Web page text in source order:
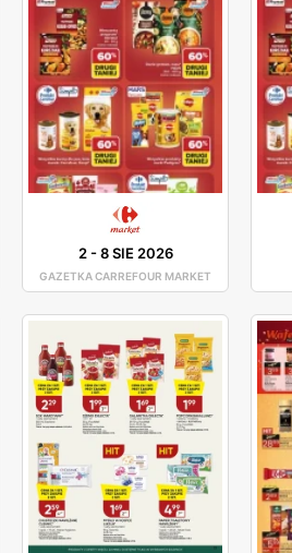
2-8 SIE 2026
GAZETKA CARREFOUR MARKET